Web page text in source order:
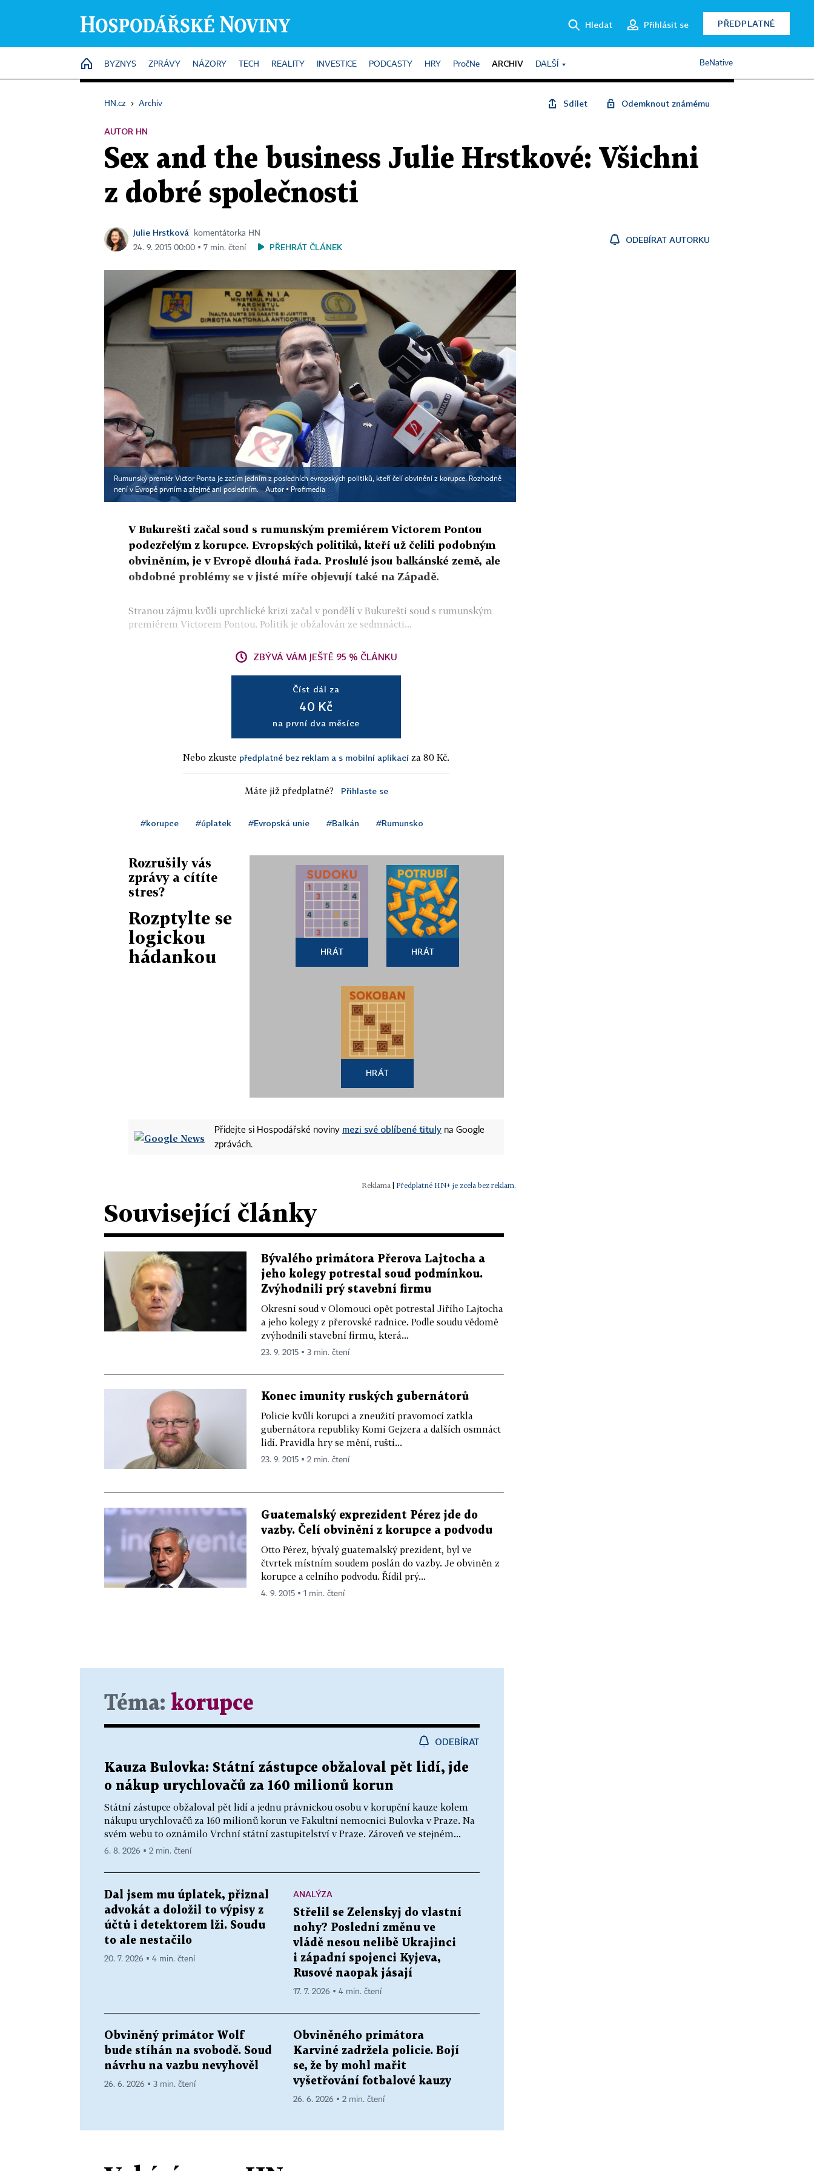
Hledat Přihlásit se PŘEDPLATNÉ
HOME
BYZNYS ZPRÁVY NÁZORY TECH REALITY INVESTICE PODCASTY HRY PročNe ARCHIV DALŠÍ BeNative
HN.cz › Archiv Sdílet Odemknout známému
AUTOR HN
Sex and the business Julie Hrstkové: Všichni
z dobré společnosti
Julie Hrstková
komentátorka HN
24. 9. 2015 00:00 ▪ 7 min. čtení
PŘEHRÁT ČLÁNEK
ODEBÍRAT AUTORKU
Rumunský premiér Victor Ponta je zatím jedním z posledních evropských politiků, kteří čelí obvinění z korupce. Rozhodně
není v Evropě prvním a zřejmě ani posledním.
Autor ▪ Profimedia
V Bukurešti začal soud s rumunským premiérem Victorem Pontou
podezřelým z korupce. Evropských politiků, kteří už čelili podobným
obviněním, je v Evropě dlouhá řada. Proslulé jsou balkánské země, ale
obdobné problémy se v jisté míře objevují také na Západě.
Stranou zájmu kvůli uprchlické krizi začal v pondělí v Bukurešti soud s rumunským
premiérem Victorem Pontou. Politik je obžalován ze sedmnácti...
ZBÝVÁ VÁM JEŠTĚ 95 % ČLÁNKU
Číst dál za
40 Kč
na první dva měsíce
Nebo zkuste předplatné bez reklam a s mobilní aplikací za 80 Kč.
Máte již předplatné? Přihlaste se
#korupce #úplatek #Evropská unie #Balkán #Rumunsko
Rozrušily vás
zprávy a cítíte
stres?
Rozptylte se
logickou
hádankou
HRÁT HRÁT
HRÁT
Přidejte si Hospodářské noviny mezi své oblíbené tituly na Google
zprávách.
| Předplatné HN+ je zcela bez reklam.
Související články
Bývalého primátora Přerova Lajtocha a
jeho kolegy potrestal soud podmínkou.
Zvýhodnili prý stavební firmu
Okresní soud v Olomouci opět potrestal Jiřího Lajtocha
a jeho kolegy z přerovské radnice. Podle soudu vědomě
zvýhodnili stavební firmu, která...
23. 9. 2015 ▪ 3 min. čtení
Konec imunity ruských gubernátorů
Policie kvůli korupci a zneužití pravomocí zatkla
gubernátora republiky Komi Gejzera a dalších osmnáct
lidí. Pravidla hry se mění, ruští...
23. 9. 2015 ▪ 2 min. čtení
Guatemalský exprezident Pérez jde do
vazby. Čelí obvinění z korupce a podvodu
Otto Pérez, bývalý guatemalský prezident, byl ve
čtvrtek místním soudem poslán do vazby. Je obviněn z
korupce a celního podvodu. Řídil prý...
4. 9. 2015 ▪ 1 min. čtení
Téma: korupce
ODEBÍRAT
Kauza Bulovka: Státní zástupce obžaloval pět lidí, jde
o nákup urychlovačů za 160 milionů korun
Státní zástupce obžaloval pět lidí a jednu právnickou osobu v korupční kauze kolem
nákupu urychlovačů za 160 milionů korun ve Fakultní nemocnici Bulovka v Praze. Na
svém webu to oznámilo Vrchní státní zastupitelství v Praze. Zároveň ve stejném...
6. 8. 2026 ▪ 2 min. čtení
Dal jsem mu úplatek, přiznal
advokát a doložil to výpisy z
účtů i detektorem lži. Soudu
to ale nestačilo
20. 7. 2026 ▪ 4 min. čtení
ANALÝZA
Střelil se Zelenskyj do vlastní
nohy? Poslední změnu ve
vládě nesou nelibě Ukrajinci
i západní spojenci Kyjeva,
Rusové naopak jásají
17. 7. 2026 ▪ 4 min. čtení
Obviněný primátor Wolf
bude stíhán na svobodě. Soud
návrhu na vazbu nevyhověl
26. 6. 2026 ▪ 3 min. čtení
Obviněného primátora
Karviné zadržela policie. Bojí
se, že by mohl mařit
vyšetřování fotbalové kauzy
26. 6. 2026 ▪ 2 min. čtení